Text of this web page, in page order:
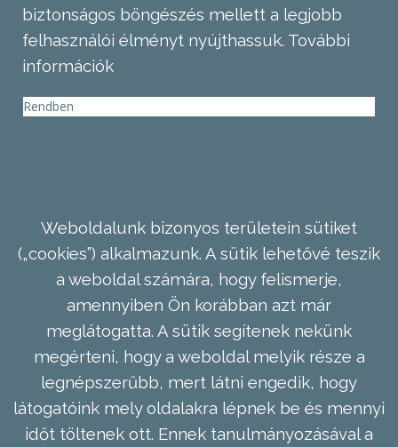
biztonságos böngészés mellett a legjobb
felhasználói élményt nyújthassuk. További
információk
Rendben
Weboldalunk bizonyos területein sütiket
(„cookies”) alkalmazunk. A sütik lehetővé teszik
a weboldal számára, hogy felismerje,
amennyiben Ön korábban azt már
meglátogatta. A sütik segítenek nekünk
megérteni, hogy a weboldal melyik része a
legnépszerűbb, mert látni engedik, hogy
látogatóink mely oldalakra lépnek be és mennyi
időt töltenek ott. Ennek tanulmányozásával a